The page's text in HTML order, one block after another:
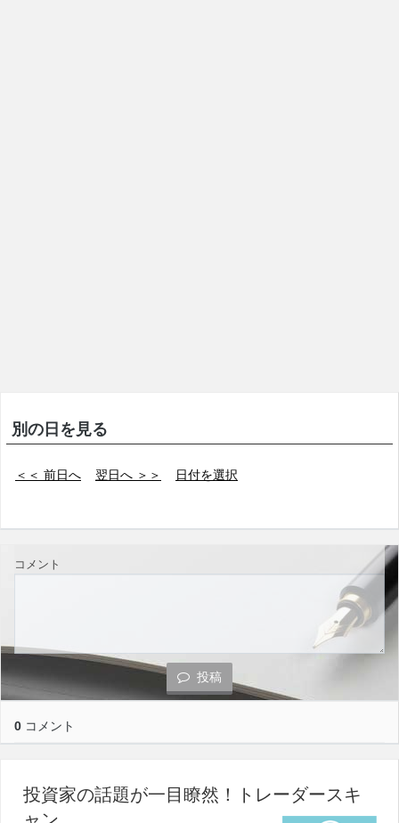
別の日を見る
＜＜ 前日へ 翌日へ ＞＞ 日付を選択
コメント
投稿
0 コメント
投資家の話題が一目瞭然！トレーダースキ